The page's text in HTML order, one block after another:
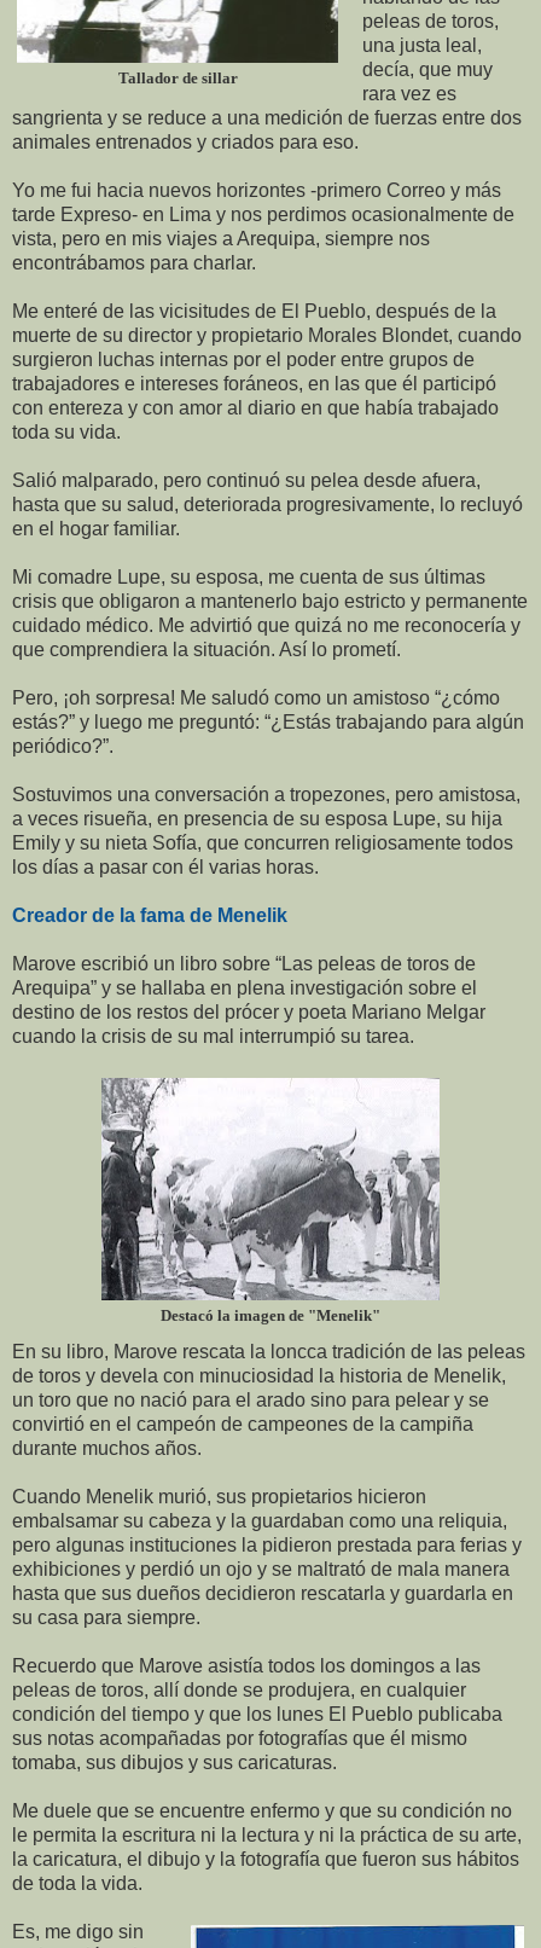
Tallador de sillar
peleas de toros,
una justa leal,
decía, que muy
rara vez es
sangrienta y se reduce a una medición de fuerzas entre dos
animales entrenados y criados para eso.
Yo me fui hacia nuevos horizontes -primero Correo y más
tarde Expreso- en Lima y nos perdimos ocasionalmente de
vista, pero en mis viajes a Arequipa, siempre nos
encontrábamos para charlar.
Me enteré de las vicisitudes de El Pueblo, después de la
muerte de su director y propietario Morales Blondet, cuando
surgieron luchas internas por el poder entre grupos de
trabajadores e intereses foráneos, en las que él participó
con entereza y con amor al diario en que había trabajado
toda su vida.
Salió malparado, pero continuó su pelea desde afuera,
hasta que su salud, deteriorada progresivamente, lo recluyó
en el hogar familiar.
Mi comadre Lupe, su esposa, me cuenta de sus últimas
crisis que obligaron a mantenerlo bajo estricto y permanente
cuidado médico. Me advirtió que quizá no me reconocería y
que comprendiera la situación. Así lo prometí.
Pero, ¡oh sorpresa! Me saludó como un amistoso “¿cómo
estás?” y luego me preguntó: “¿Estás trabajando para algún
periódico?”.
Sostuvimos una conversación a tropezones, pero amistosa,
a veces risueña, en presencia de su esposa Lupe, su hija
Emily y su nieta Sofía, que concurren religiosamente todos
los días a pasar con él varias horas.
Creador de la fama de Menelik
Marove escribió un libro sobre “Las peleas de toros de
Arequipa” y se hallaba en plena investigación sobre el
destino de los restos del prócer y poeta Mariano Melgar
cuando la crisis de su mal interrumpió su tarea.
Destacó la imagen de "Menelik"
En su libro, Marove rescata la loncca tradición de las peleas
de toros y devela con minuciosidad la historia de Menelik,
un toro que no nació para el arado sino para pelear y se
convirtió en el campeón de campeones de la campiña
durante muchos años.
Cuando Menelik murió, sus propietarios hicieron
embalsamar su cabeza y la guardaban como una reliquia,
pero algunas instituciones la pidieron prestada para ferias y
exhibiciones y perdió un ojo y se maltrató de mala manera
hasta que sus dueños decidieron rescatarla y guardarla en
su casa para siempre.
Recuerdo que Marove asistía todos los domingos a las
peleas de toros, allí donde se produjera, en cualquier
condición del tiempo y que los lunes El Pueblo publicaba
sus notas acompañadas por fotografías que él mismo
tomaba, sus dibujos y sus caricaturas.
Me duele que se encuentre enfermo y que su condición no
le permita la escritura ni la lectura y ni la práctica de su arte,
la caricatura, el dibujo y la fotografía que fueron sus hábitos
de toda la vida.
Es, me digo sin